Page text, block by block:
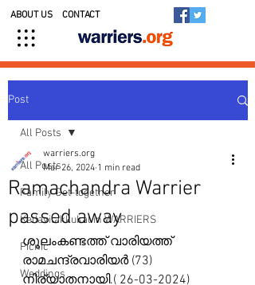
ABOUT US CONTACT
Post
All Posts
Family Get-together
Kedavilakkukal in WARRIERS
Picnic
Weddings
All Posts
Ramachandra Warrier
passed away
warriers.org
Mar 26, 2024 1 min read
ശൂലംകണ്ടത്ത് വാരിയത്ത്
രാമചന്ദ്രവാരിയർ (73)
നിര്യാതനായി.( 26-03-2024)